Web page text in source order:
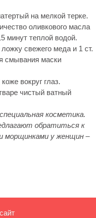
на мелкой терке.
оливкового масла
минут теплой водой.
свежего меда и 1 ст.
смывания маски
вокруг глаз.
чистый ватный
косметика.
обратиться к
морщинками у женщин –